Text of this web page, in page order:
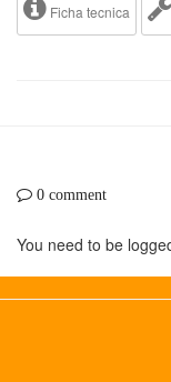
Ficha tecnica
0 comment
You need to be